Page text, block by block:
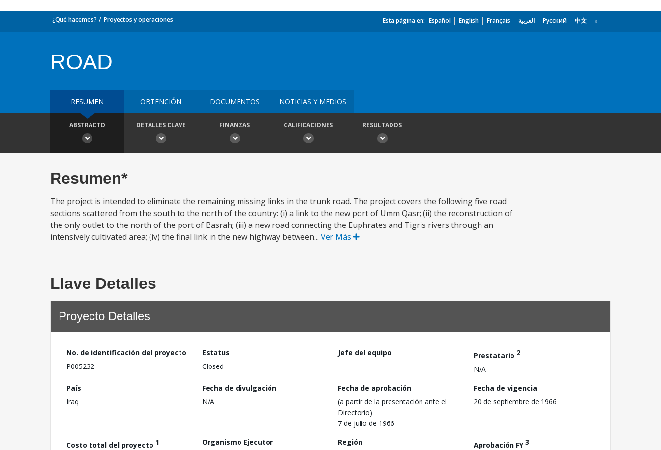
¿Qué hacemos? Proyectos y operaciones Esta página en: Español English Français العربية Русский 中文
ROAD
RESUMEN OBTENCIÓN DOCUMENTOS NOTICIAS Y MEDIOS
ABSTRACTO DETALLES CLAVE FINANZAS CALIFICACIONES RESULTADOS
Resumen*
The project is intended to eliminate the remaining missing links in the trunk road. The project covers the following five road
sections scattered from the south to the north of the country: (i) a link to the new port of Umm Qasr; (ii) the reconstruction of
the only outlet to the north of the port of Basrah; (iii) a new road connecting the Euphrates and Tigris rivers through an
intensively cultivated area; (iv) the final link in the new highway between... Ver Más
Llave Detalles
Proyecto Detalles
No. de identificación del proyecto
P005232
Estatus
Closed
Jefe del equipo Prestatario 2
N/A
País
Iraq
Fecha de divulgación
N/A
Fecha de aprobación
(a partir de la presentación ante el
Directorio)
7 de julio de 1966
Fecha de vigencia
20 de septiembre de 1966
Costo total del proyecto 1
Organismo Ejecutor
Región
Aprobación FY3